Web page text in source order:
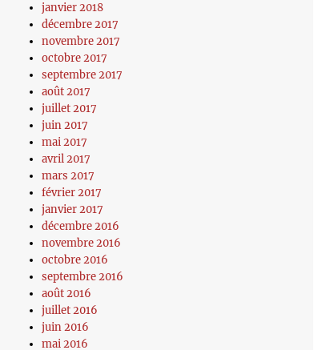
janvier 2018
décembre 2017
novembre 2017
octobre 2017
septembre 2017
août 2017
juillet 2017
juin 2017
mai 2017
avril 2017
mars 2017
février 2017
janvier 2017
décembre 2016
novembre 2016
octobre 2016
septembre 2016
août 2016
juillet 2016
juin 2016
mai 2016